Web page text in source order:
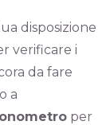
disposizione
verificare i
da fare
a
per